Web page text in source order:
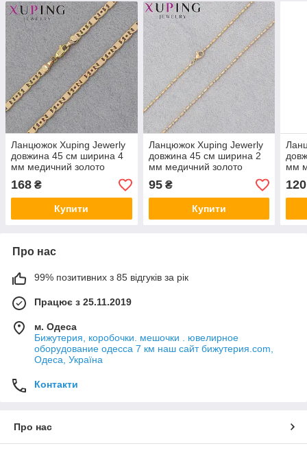
Ланцюжок Xuping Jewerly
довжина 45 см ширина 4
мм медичний золото
декоративне плетіння
застібка карабін
168 ₴
Купити
Ланцюжок Xuping Jewerly
довжина 45 см ширина 2
мм медичний золото
декоративне плетіння
застібка карабін
95₴
Купити
мм
120
Про нас
99% позитивних з 85 відгуків за рік
Працює з 25.11.2019
м. Одеса
Бижутерия, коробочки. мешочки . ювелирное
оборудование одесса 7 км наш сайт бижутерия.com,
Одеса, Україна
Контакти
Про нас